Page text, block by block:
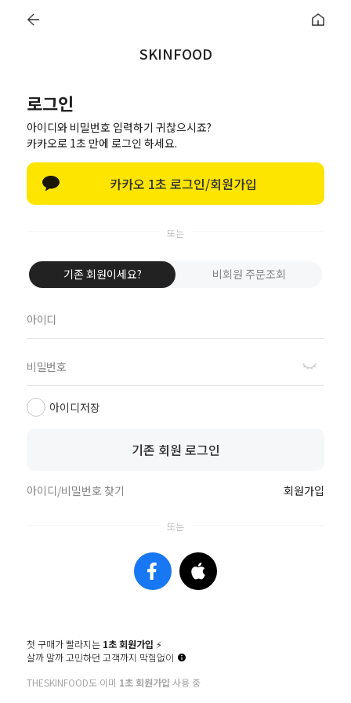
회원 로그인
또는
고객센터
(주)스킨푸드
통신사업자번호 : 제2023-서울강남-06725호
국내영업 문의 byeongwoo@theskinfood.com
copyrightⓒ2025 SKINFOOD. all rights reserved. Design by 디자인위브.
SKINFOOD
로그인
아이디와 비밀번호 입력하기 귀찮으시죠?
카카오로 1초 만에 로그인 하세요.
카카오 1초 로그인/회원가입
기존 회원이세요? 비회원 주문조회
아이디저장
기존 회원 로그인
아이디/비밀번호 찾기 회원가입
첫 구매가 빨라지는 1초 회원가입 ⚡️
살까 말까 고민하던 고객까지 막힘없이
THESKINFOOD도 이미 1초 회원가입 사용 중